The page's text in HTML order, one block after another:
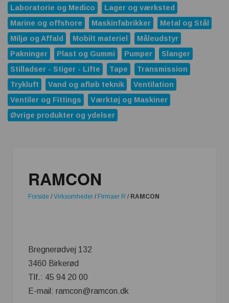
Laboratorie og Medico
Lager og værksted
Marine og offshore
Maskinfabrikker
Metal og Stål
Miljø og Affald
Mobilt materiel
Måleudstyr
Pakninger
Plast og Gummi Pumper
Slanger
Stilladser - Stiger - Lifte
Tape
Transmission
Trykluft
Vand og afløb teknik
Ventilation
Ventiler og Fittings
Værktøj og Maskiner
Øvrige produkter og ydelser
RAMCON
Forside / Virksomheder / Firmaer R / RAMCON
Bregnerødvej 132
3460 Birkerød
Tlf.: 45 94 20 00
E-mail: ramcon@ramcon.dk